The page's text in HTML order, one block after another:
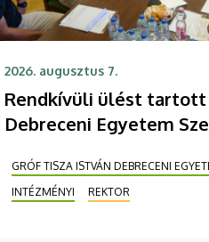
2026. augusztus 7.
Rendkívüli ülést tartott
Debreceni Egyetem
GRÓF TISZA ISTVÁN DEBRECENI
INTÉZMÉNYI
REKTOR